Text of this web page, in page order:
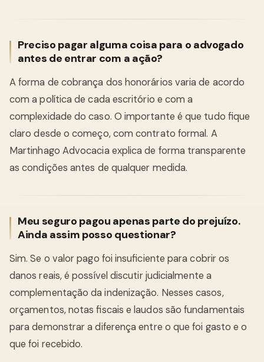
Preciso pagar alguma coisa para o advogado
antes de entrar com a ação?
A forma de cobrança dos honorários varia de acordo
com a política de cada escritório e com a
complexidade do caso. O importante é que tudo fique
claro desde o começo, com contrato formal. A
Martinhago Advocacia explica de forma transparente
as condições antes de qualquer medida.
Meu seguro pagou apenas parte do prejuízo.
Ainda assim posso questionar?
Sim. Se o valor pago foi insuficiente para cobrir os
danos reais, é possível discutir judicialmente a
complementação da indenização. Nesses casos,
orçamentos, notas fiscais e laudos são fundamentais
para demonstrar a diferença entre o que foi gasto e o
que foi recebido.